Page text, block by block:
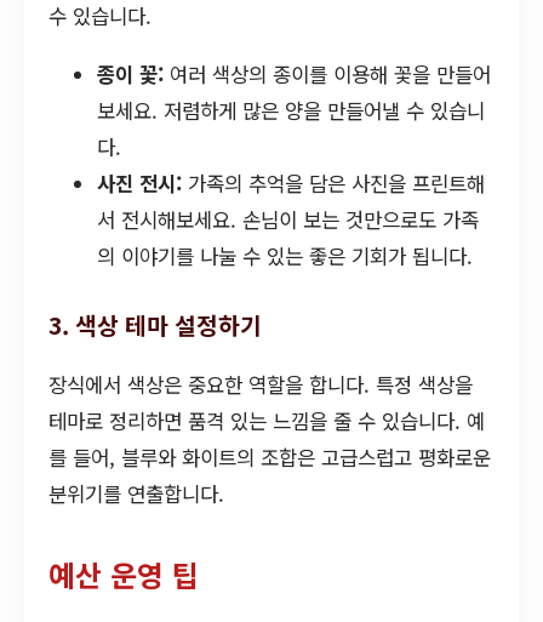
수 있습니다.
종이 꽃: 여러 색상의 종이를 이용해 꽃을 만들어
보세요. 저렴하게 많은 양을 만들어낼 수 있습니
다.
사진 전시: 가족의 추억을 담은 사진을 프린트해
서 전시해보세요. 손님이 보는 것만으로도 가족
의 이야기를 나눌 수 있는 좋은 기회가 됩니다.
3. 색상 테마 설정하기
장식에서 색상은 중요한 역할을 합니다. 특정 색상을
테마로 정리하면 품격 있는 느낌을 줄 수 있습니다. 예
를 들어, 블루와 화이트의 조합은 고급스럽고 평화로운
분위기를 연출합니다.
예산 운영 팁